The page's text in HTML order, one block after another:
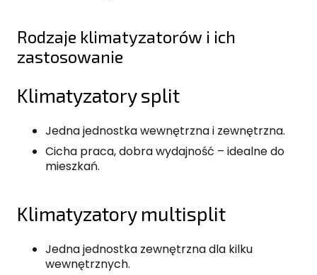
Rodzaje klimatyzatorów i ich
zastosowanie
Klimatyzatory split
Jedna jednostka wewnętrzna i zewnętrzna.
Cicha praca, dobra wydajność – idealne do
mieszkań.
Klimatyzatory multisplit
Jedna jednostka zewnętrzna dla kilku
wewnętrznych.